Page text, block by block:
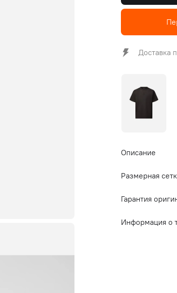
Доставка
Описание
Размерная
Гарантия
Информация о